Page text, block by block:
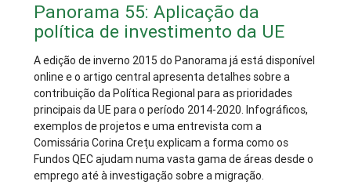
Panorama 55: Aplicação da
política de investimento da UE
A edição de inverno 2015 do Panorama já está disponível
online e o artigo central apresenta detalhes sobre a
contribuição da Política Regional para as prioridades
principais da UE para o período 2014-2020. Infográficos,
exemplos de projetos e uma entrevista com a
Comissária Corina Creţu explicam a forma como os
Fundos QEC ajudam numa vasta gama de áreas desde o
emprego até à investigação sobre a migração.